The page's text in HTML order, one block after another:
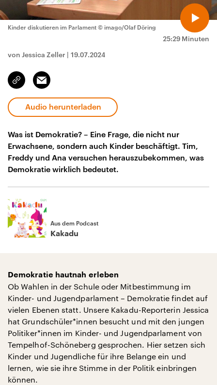
25:29 Minuten
Kinder diskutieren im Parlament © imago/Olaf Döring
von Jessica Zeller | 19.07.2024
Link
kopieren/teilen
Email
Audio herunterladen
Was ist Demokratie? – Eine Frage, die nicht nur
Erwachsene, sondern auch Kinder beschäftigt. Tim,
Freddy und Ana versuchen herauszubekommen, was
Demokratie wirklich bedeutet.
Aus dem Podcast
Kakadu
Demokratie hautnah erleben
Ob Wahlen in der Schule oder Mitbestimmung im
Kinder- und Jugendparlament – Demokratie findet auf
vielen Ebenen statt. Unsere Kakadu-Reporterin Jessica
hat Grundschüler*innen besucht und mit den jungen
Politiker*innen im Kinder- und Jugendparlament von
Tempelhof-Schöneberg gesprochen. Hier setzen sich
Kinder und Jugendliche für ihre Belange ein und
lernen, wie sie ihre Stimme in der Politik einbringen
können.